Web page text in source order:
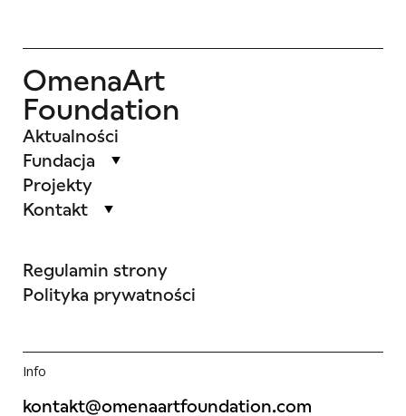
OmenaArt
Foundation
Aktualności
Fundacja
Projekty
Kontakt
Regulamin strony
Polityka prywatności
Info
kontakt@omenaartfoundation.com